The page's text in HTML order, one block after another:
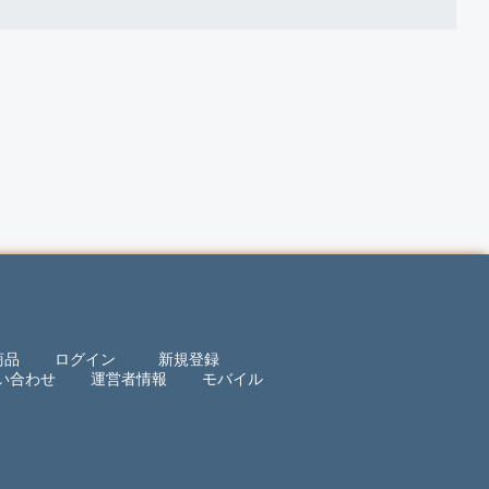
品 ログイン
新規登録
合わせ
運営者情報 モバイル